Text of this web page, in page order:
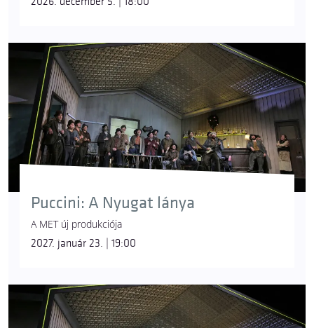
Puccini: A Nyugat lánya
A MET új produkciója
2027. január 23. | 19:00